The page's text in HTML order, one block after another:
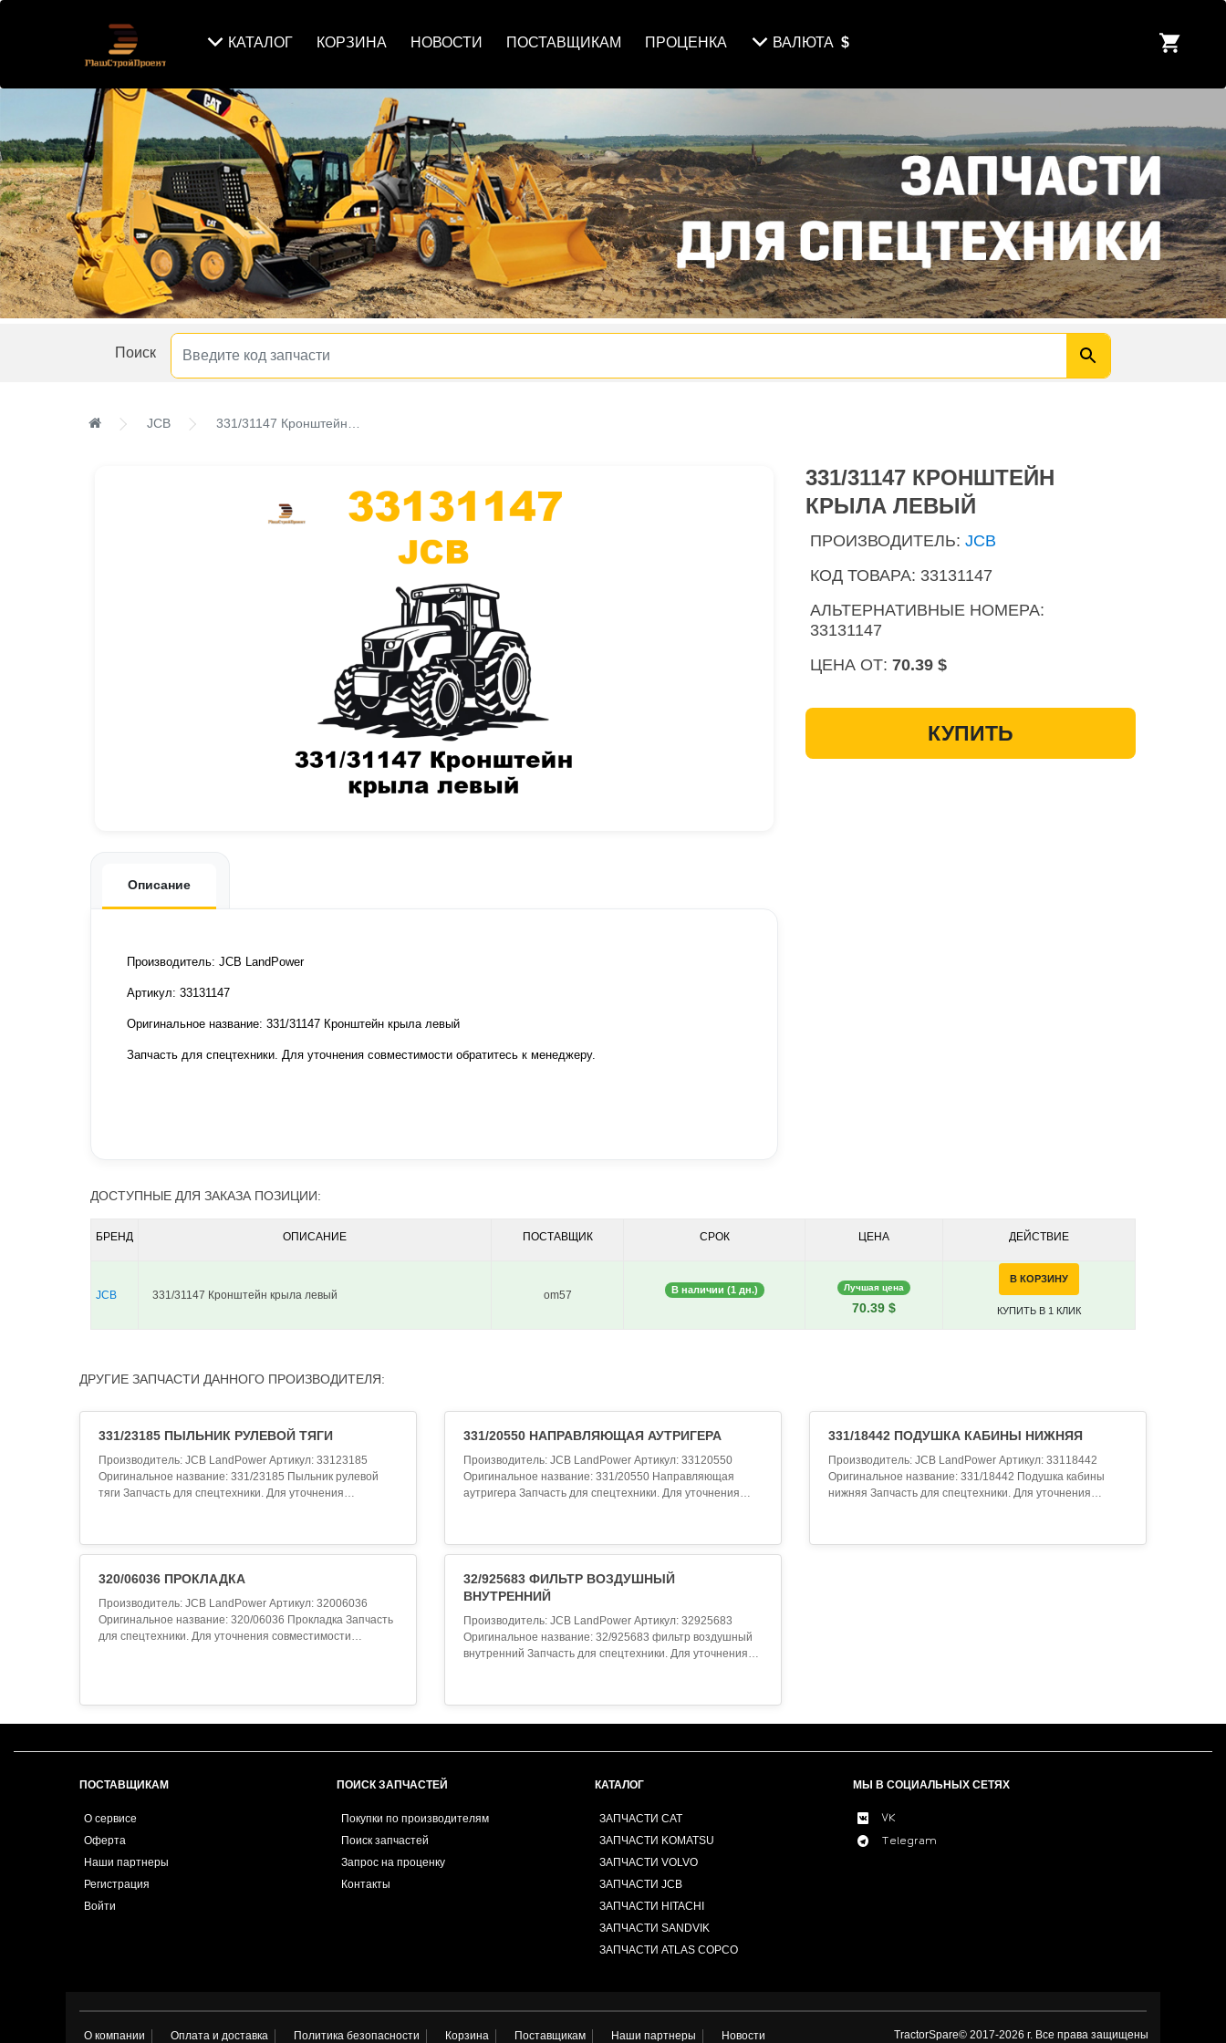
КАТАЛОГ КОРЗИНА НОВОСТИ ПОСТАВЩИКАМ ПРОЦЕНКА ВАЛЮТА $
Поиск
JCB 331/31147 Кронштейн крыла левый
Описание
Производитель: JCB LandPower
Артикул: 33131147
Оригинальное название: 331/31147 Кронштейн крыла левый
Запчасть для спецтехники. Для уточнения совместимости обратитесь к менеджеру.
331/31147 КРОНШТЕЙН
КРЫЛА ЛЕВЫЙ
ПРОИЗВОДИТЕЛЬ: JCB
КОД ТОВАРА: 33131147
АЛЬТЕРНАТИВНЫЕ НОМЕРА:
33131147
ЦЕНА ОТ: 70.39 $
КУПИТЬ
ДОСТУПНЫЕ ДЛЯ ЗАКАЗА ПОЗИЦИИ:
БРЕНД ОПИСАНИЕ ПОСТАВЩИК СРОК ЦЕНА ДЕЙСТВИЕ
JCB 331/31147 Кронштейн крыла левый om57 В наличии (1 дн.) Лучшая цена
70.39 $
В КОРЗИНУ
КУПИТЬ В 1 КЛИК
ДРУГИЕ ЗАПЧАСТИ ДАННОГО ПРОИЗВОДИТЕЛЯ:
331/23185 ПЫЛЬНИК РУЛЕВОЙ ТЯГИ
Производитель: JCB LandPower Артикул: 33123185
Оригинальное название: 331/23185 Пыльник рулевой
тяги Запчасть для спецтехники. Для уточнения
331/20550 НАПРАВЛЯЮЩАЯ АУТРИГЕРА
Производитель: JCB LandPower Артикул: 33120550
Оригинальное название: 331/20550 Направляющая
аутригера Запчасть для спецтехники. Для уточнения
331/18442 ПОДУШКА КАБИНЫ НИЖНЯЯ
Производитель: JCB LandPower Артикул: 33118442
Оригинальное название: 331/18442 Подушка кабины
нижняя Запчасть для спецтехники. Для уточнения
320/06036 ПРОКЛАДКА
Производитель: JCB LandPower Артикул: 32006036
Оригинальное название: 320/06036 Прокладка Запчасть
для спецтехники. Для уточнения совместимости
32/925683 ФИЛЬТР ВОЗДУШНЫЙ
ВНУТРЕННИЙ
Производитель: JCB LandPower Артикул: 32925683
Оригинальное название: 32/925683 фильтр воздушный
внутренний Запчасть для спецтехники. Для уточнения
ПОСТАВЩИКАМ
О сервисе
Оферта
Наши партнеры
Регистрация
Войти
ПОИСК ЗАПЧАСТЕЙ
Покупки по производителям
Поиск запчастей
Запрос на проценку
Контакты
КАТАЛОГ
ЗАПЧАСТИ CAT
ЗАПЧАСТИ KOMATSU
ЗАПЧАСТИ VOLVO
ЗАПЧАСТИ JCB
ЗАПЧАСТИ HITACHI
ЗАПЧАСТИ SANDVIK
ЗАПЧАСТИ ATLAS COPCO
МЫ В СОЦИАЛЬНЫХ СЕТЯХ
VK
Telegram
О компании Оплата и доставка Политика безопасности Корзина Поставщикам Наши партнеры Новости TractorSpare© 2017-2026 г. Все права защищены